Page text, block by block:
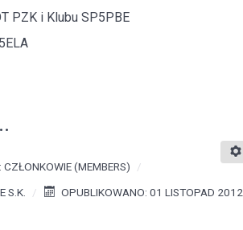
PZK i Klubu SP5PBE
CZŁONKOWIE (MEMBERS)
S.K. OPUBLIKOWANO: 01 LISTOPAD 2012